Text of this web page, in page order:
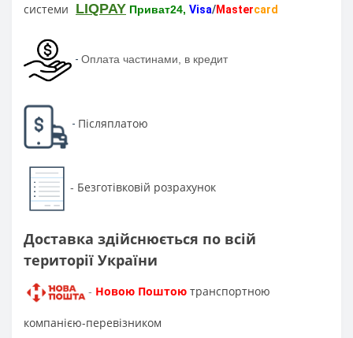
системи LIQPAY Приват24, Visa/Mastercard
- Оплата частинами, в кредит
- Післяплатою
- Безготівковій розрахунок
Доставка здійснюється по всій
території України
- Новою Поштою транспортною
компанією-перевізником